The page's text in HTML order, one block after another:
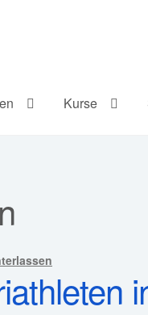
Kurse